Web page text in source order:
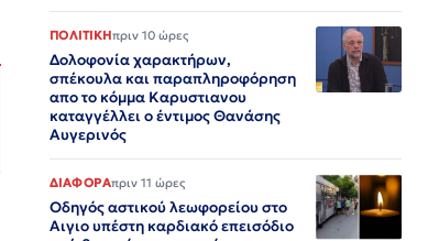
ΠΟΛΙΤΙΚΗπριν 10 ώρες
Δολοφονία χαρακτήρων,
σπέκουλα και παραπληροφόρηση
απο το κόμμα Καρυστιανου
καταγγέλλει ο έντιμος Θανάσης
Αυγερινός
ΔΙΑΦΟΡΑπριν 11 ώρες
Οδηγός αστικού λεωφορείου στο
Αιγιο υπέστη καρδιακό επεισόδιο